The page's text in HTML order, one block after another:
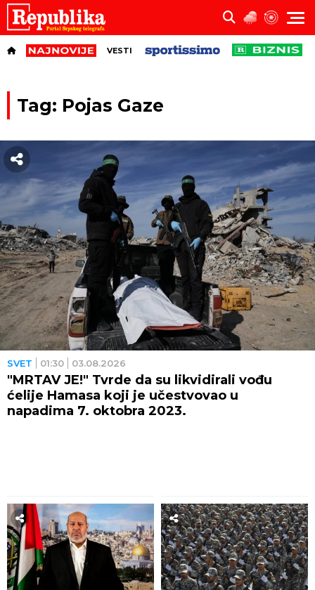
VESTI
Tag: Pojas Gaze
SVET 01:30 03.08.2026
"MRTAV JE!" Tvrde da su likvidirali vođu
ćelije Hamasa koji je učestvovao u
napadima 7. oktobra 2023.